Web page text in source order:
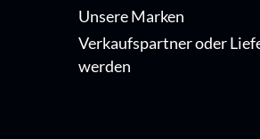
Unsere Marken
Verkaufspartner oder
werden